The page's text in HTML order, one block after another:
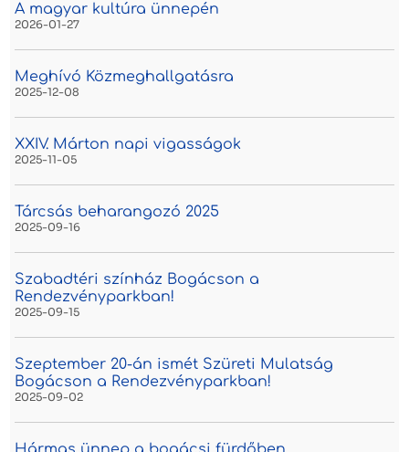
A magyar kultúra ünnepén
2026-01-27
Meghívó Közmeghallgatásra
2025-12-08
XXIV. Márton napi vigasságok
2025-11-05
Tárcsás beharangozó 2025
2025-09-16
Szabadtéri színház Bogácson a
Rendezvényparkban!
2025-09-15
Szeptember 20-án ismét Szüreti Mulatság
Bogácson a Rendezvényparkban!
2025-09-02